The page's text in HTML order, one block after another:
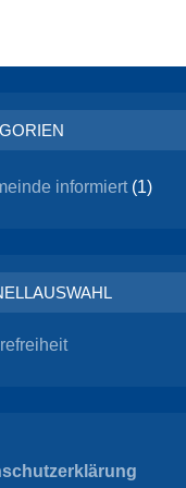
informiert(1)